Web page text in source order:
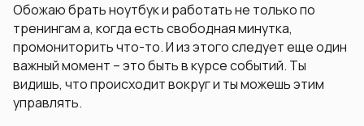
Обожаю брать ноутбук и работать не только по
тренингам а, когда есть свободная минутка,
промониторить что-то. И из этого следует еще один
важный момент – это быть в курсе событий. Ты
видишь, что происходит вокруг и ты можешь этим
управлять.